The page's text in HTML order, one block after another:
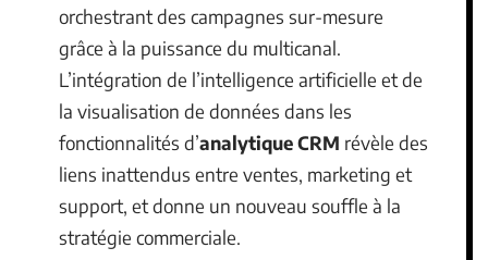
orchestrant des campagnes sur-mesure
grâce à la puissance du multicanal.
L’intégration de l’intelligence artificielle et de
la visualisation de données dans les
fonctionnalités d’analytique CRM révèle des
liens inattendus entre ventes, marketing et
support, et donne un nouveau souffle à la
stratégie commerciale.